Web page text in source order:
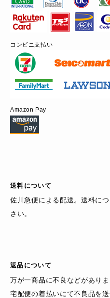
コンビニ支払い
Amazon Pay
送料について
佐川急便による配送。送料に
さい。
返品について
万が一商品に不良などがあり
宅配便の着払いにて不良品を